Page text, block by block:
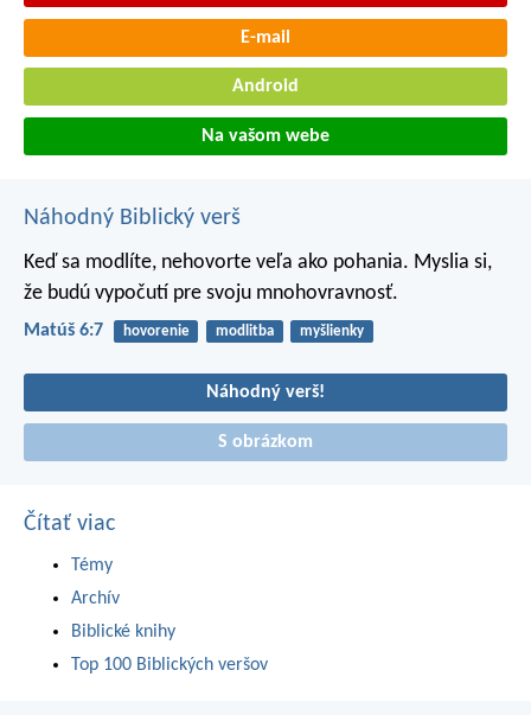
E-mail
Android
Na vašom webe
Náhodný Biblický verš
Keď sa modlíte, nehovorte veľa ako pohania. Myslia si,
že budú vypočutí pre svoju mnohovravnosť.
Matúš 6:7 hovorenie modlitba myšlienky
Náhodný verš!
S obrázkom
Čítať viac
Témy
Archív
Biblické knihy
Top 100 Biblických veršov